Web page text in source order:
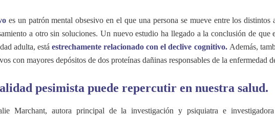
es un patrón mental obsesivo en el que una persona se mueve entre los distintos
a otro sin soluciones. Un nuevo estudio ha llegado a la conclusión de que
adulta, está estrechamente relacionado con el declive cognitivo. Además,
con mayores depósitos de dos proteínas dañinas responsables de la enfermedad
pesimista puede repercutir en nuestra salud.
Marchant, autora principal de la investigación y psiquiatra e